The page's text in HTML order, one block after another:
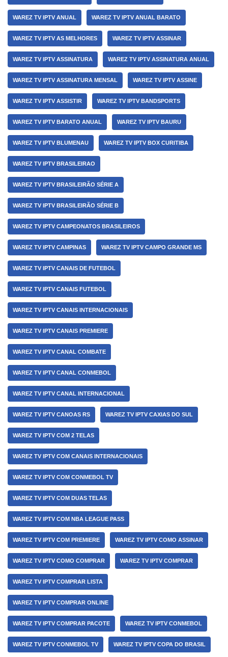
WAREZ TV IPTV ANUAL WAREZ TV IPTV ANUAL BARATO
WAREZ TV IPTV AS MELHORES WAREZ TV IPTV ASSINAR
WAREZ TV IPTV ASSINATURA WAREZ TV IPTV ASSINATURA ANUAL
WAREZ TV IPTV ASSINATURA MENSAL WAREZ TV IPTV ASSINE
WAREZ TV IPTV ASSISTIR WAREZ TV IPTV BANDSPORTS
WAREZ TV IPTV BARATO ANUAL WAREZ TV IPTV BAURU
WAREZ TV IPTV BLUMENAU WAREZ TV IPTV BOX CURITIBA
WAREZ TV IPTV BRASILEIRAO
WAREZ TV IPTV BRASILEIRÃO SÉRIE A
WAREZ TV IPTV BRASILEIRÃO SÉRIE B
WAREZ TV IPTV CAMPEONATOS BRASILEIROS
WAREZ TV IPTV CAMPINAS WAREZ TV IPTV CAMPO GRANDE MS
WAREZ TV IPTV CANAIS DE FUTEBOL
WAREZ TV IPTV CANAIS FUTEBOL
WAREZ TV IPTV CANAIS INTERNACIONAIS
WAREZ TV IPTV CANAIS PREMIERE
WAREZ TV IPTV CANAL COMBATE
WAREZ TV IPTV CANAL CONMEBOL
WAREZ TV IPTV CANAL INTERNACIONAL
WAREZ TV IPTV CANOAS RS WAREZ TV IPTV CAXIAS DO SUL
WAREZ TV IPTV COM 2 TELAS
WAREZ TV IPTV COM CANAIS INTERNACIONAIS
WAREZ TV IPTV COM CONMEBOL TV
WAREZ TV IPTV COM DUAS TELAS
WAREZ TV IPTV COM NBA LEAGUE PASS
WAREZ TV IPTV COM PREMIERE WAREZ TV IPTV COMO ASSINAR
WAREZ TV IPTV COMO COMPRAR WAREZ TV IPTV COMPRAR
WAREZ TV IPTV COMPRAR LISTA
WAREZ TV IPTV COMPRAR ONLINE
WAREZ TV IPTV COMPRAR PACOTE WAREZ TV IPTV CONMEBOL
WAREZ TV IPTV CONMEBOL TV WAREZ TV IPTV COPA DO BRASIL